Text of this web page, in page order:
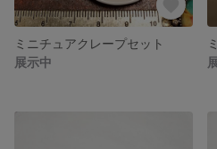
ミニチュアクレープセット
展示中